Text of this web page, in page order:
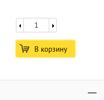
В корзину